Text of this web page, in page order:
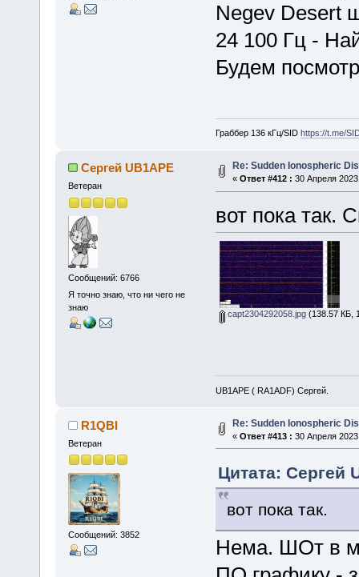
Negev Desert
24 100 Гц -
Будем
Граббер 136 кГц/SID https://t.me/
Сергей UB1APE
Ветеран
Сообщений: 6766
Я точно знаю, что ни чего не
знаю
Re: Sudden Ionospheric
« Ответ #412 : 30 Апреля
вот пока так.
capt2304292058.jpg(138.57 КБ,
UB1APE ( RA1ADF) Сергей.
R1QBI
Ветеран
Сообщений: 3852
Re: Sudden Ionospheric
« Ответ #413 : 30 Апреля
Цитата: Сергей
вот пока так.
Нема. ШОт в